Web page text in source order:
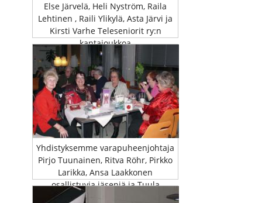
Else Järvelä, Heli Nyström, Raila
Lehtinen , Raili Ylikylä, Asta Järvi ja
Kirsti Varhe Teleseniorit ry:n
kantajoukkoa
Yhdistyksemme varapuheenjohtaja
Pirjo Tuunainen, Ritva Röhr, Pirkko
Larikka, Ansa Laakkonen
osallistuvia jäseniä ja Tuula
Seppälä iloinen”tukijäsen”